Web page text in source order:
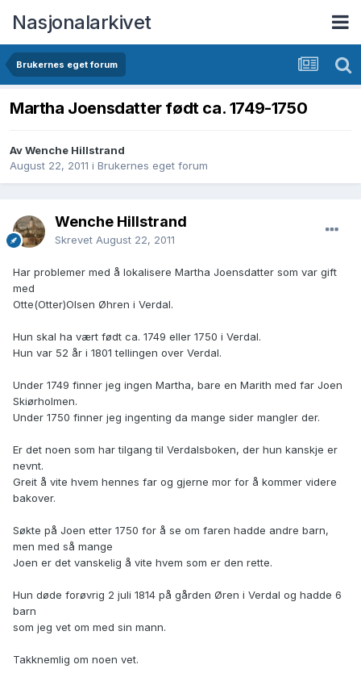
Nasjonalarkivet
Brukernes eget forum
Martha Joensdatter født ca. 1749-1750
Av Wenche Hillstrand
August 22, 2011 i Brukernes eget forum
Wenche Hillstrand
Skrevet August 22, 2011
Har problemer med å lokalisere Martha Joensdatter som var gift
med
Otte(Otter)Olsen Øhren i Verdal.
Hun skal ha vært født ca. 1749 eller 1750 i Verdal.
Hun var 52 år i 1801 tellingen over Verdal.
Under 1749 finner jeg ingen Martha, bare en Marith med far Joen
Skiørholmen.
Under 1750 finner jeg ingenting da mange sider mangler der.
Er det noen som har tilgang til Verdalsboken, der hun kanskje er
nevnt.
Greit å vite hvem hennes far og gjerne mor for å kommer videre
bakover.
Søkte på Joen etter 1750 for å se om faren hadde andre barn,
men med så mange
Joen er det vanskelig å vite hvem som er den rette.
Hun døde forøvrig 2 juli 1814 på gården Øren i Verdal og hadde 6
barn
som jeg vet om med sin mann.
Takknemlig om noen vet.